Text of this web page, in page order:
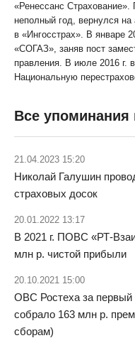
«Ренессанс Страхование».
неполный год, вернулся
в «Ингосстрах». В январе
«СОГАЗ», заняв пост
правления. В июле 2016 г.
Национальную
Все упоминания
21.04.2023 15:20
Николай Галушин
страховых досок
20.01.2022 13:17
В 2021 г. ПОВС «РТ-
млн р. чистой прибыли
20.10.2021 15:00
ОВС Ростеха за первый
собрало 163 млн р.
сборам)